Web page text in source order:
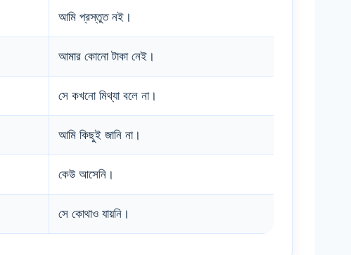
আমি প্রস্তুত নই।
আমার কোনো টাকা নেই।
সে কখনো মিথ্যা বলে না।
আমি কিছুই জানি না।
কেউ আসেনি।
সে কোথাও যায়নি।